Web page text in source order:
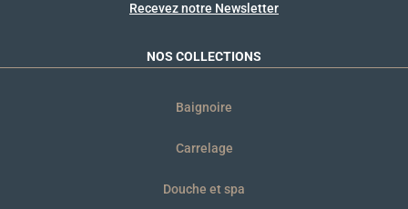
Recevez notre Newsletter
NOS COLLECTIONS
Baignoire
Carrelage
Douche et spa